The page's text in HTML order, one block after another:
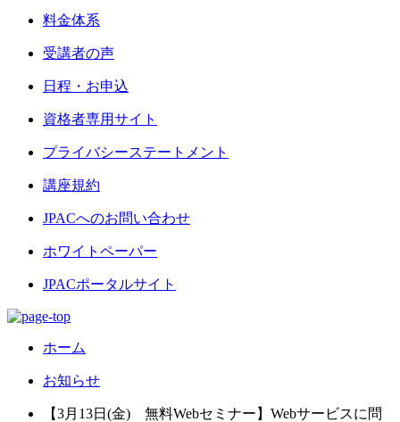
料金体系
受講者の声
日程・お申込
資格者専用サイト
プライバシーステートメント
講座規約
JPACへのお問い合わせ
ホワイトペーパー
JPACポータルサイト
ホーム
お知らせ
【3月13日(金) 無料Webセミナー】Webサービスに問